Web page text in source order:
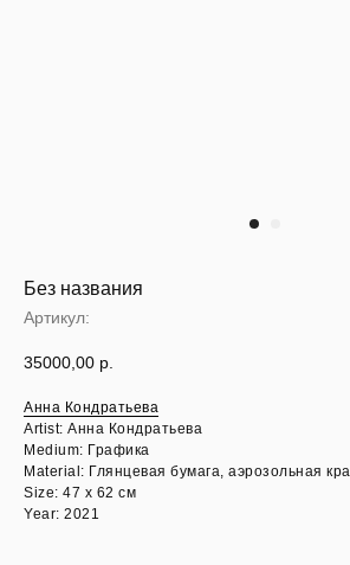
Без названия
Артикул:
35000,00 р.
Анна Кондратьева
Artist: Анна Кондратьева
Medium: Графика
Material: Глянцевая бумага, аэрозольная
Size: 47 х 62 см
Year: 2021